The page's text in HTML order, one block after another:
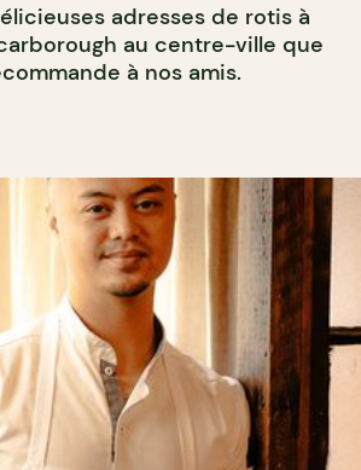
adresses de rotis à
au centre-ville que
à nos amis.